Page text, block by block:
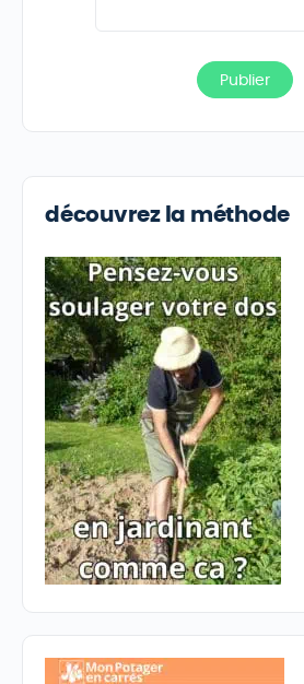
découvrez la méthode